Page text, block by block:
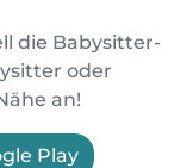
die Babysitter-
oder
an!
Play